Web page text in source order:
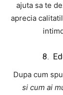
ajuta sa te
aprecia
8.
Dupa cum
si cum ai